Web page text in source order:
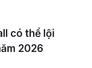
có thể lội
2026